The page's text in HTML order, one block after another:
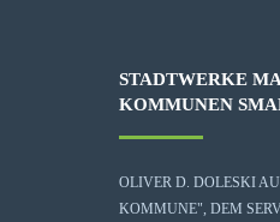
STADTWERKE
KOMMUNEN
OLIVER D. DOLESKI
KOMMUNE", DEM